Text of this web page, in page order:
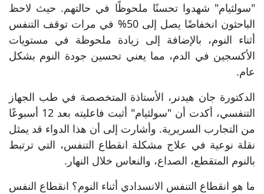
"سولثيام" شهدوا تحسنًا ملحوظًا في حالتهم. حيث لاحظ
الباحثون انخفاضًا يصل إلى 50% في مرات توقف التنفس
أثناء النوم، بالإضافة إلى زيادة ملحوظة في مستويات
الأكسجين في الدم، مما يعني تحسين جودة النوم بشكل
عام.
الدكتورة جان هيدنر، الأستاذة المتخصصة في طب الجهاز
التنفسي، أكدت أن "سولثيام" أثبت فاعليته بعد 12 أسبوعًا
من التجارب السريرية. وأشارت إلى أن هذا الدواء قد يمثل
نقلة نوعية في علاج مشكلة انقطاع التنفس، التي ترتبط
بالنوم المتقطع، الصداع، والنعاس خلال النهار.
ما هو انقطاع التنفس الانسدادي أثناء النوم؟ انقطاع النفس